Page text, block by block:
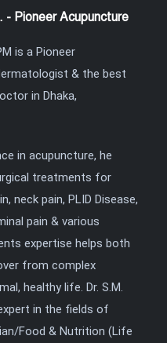
- Pioneer Acupuncture
is a Pioneer
& the best
in Dhaka,
in acupuncture, he
treatments for
neck pain, PLID Disease,
pain & various
expertise helps both
from complex
healthy life. Dr. S.M.
in the fields of
Food & Nutrition (Life